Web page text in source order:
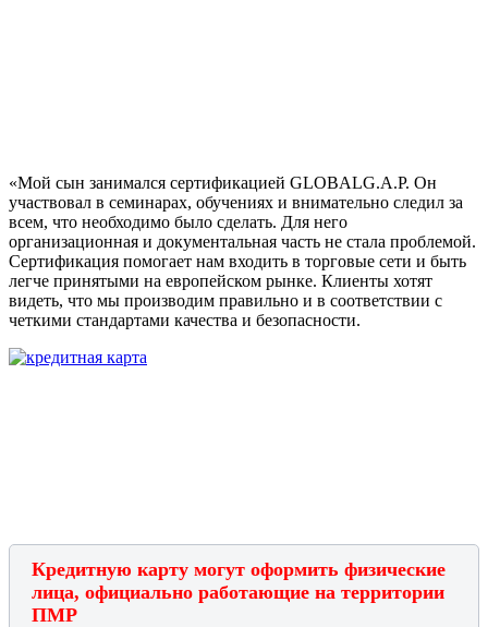
«Мой сын занимался сертификацией GLOBALG.A.P. Он
участвовал в семинарах, обучениях и внимательно следил за
всем, что необходимо было сделать. Для него
организационная и документальная часть не стала проблемой.
Сертификация помогает нам входить в торговые сети и быть
легче принятыми на европейском рынке. Клиенты хотят
видеть, что мы производим правильно и в соответствии с
четкими стандартами качества и безопасности.
Кредитную карту могут оформить физические
лица, официально работающие на территории
ПМР